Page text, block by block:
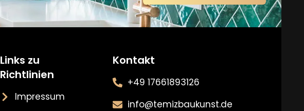
Links zu
Richtlinien
Impressum
Kontakt
+49 17661893126
info@temizbaukunst.de